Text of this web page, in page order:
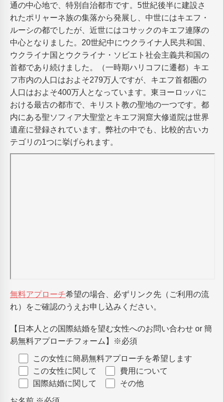
通の中心地で、特別自治都市です。5世紀後半に建設さ
れたポリャーネ族の集落から発展し、中世にはキエフ・
ルーシの都でしたが、近世にはコサックのキエフ連隊の
中心となりました。20世紀中にウクライナ人民共和国、
ウクライナ国とウクライナ・ソビエト社会主義共和国の
首都であり続けました。（一時期ハリコフに遷都）キエ
フ市内の人口はおよそ279万人ですが、キエフ首都圏の
人口はおよそ400万人となっています。東ヨーロッパに
おける最古の都市で、キリスト教の聖地の一つです。都
内にある聖ソフィア大聖堂とキエフ洞窟大修道院は世界
遺産に登録されています。弊社の中でも、比較的古いカ
テゴリの1つに挙げられます。
無料アプローチ希望の場合、必ずリンク先（ご利用の流
れ）をご確認のうえお申し込みください。
【日本人との国際結婚を望む女性へのお問い合わせ or 簡
易無料アプローチフォーム】
※必須
この女性に簡易無料アプローチを希望します
この女性に関して
費用について
国際結婚に関して
その他